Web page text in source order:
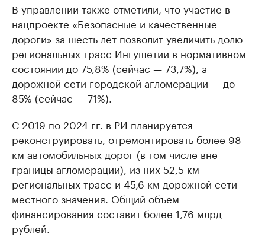
В управлении также отметили, что участие в
нацпроекте «Безопасные и качественные
дороги» за шесть лет позволит увеличить долю
региональных трасс Ингушетии в нормативном
состоянии до 75,8% (сейчас — 73,7%), а
дорожной сети городской агломерации — до
85% (сейчас — 71%).
С 2019 по 2024 гг. в РИ планируется
реконструировать, отремонтировать более 98
км автомобильных дорог (в том числе вне
границы агломерации), из них 52,5 км
региональных трасс и 45,6 км дорожной сети
местного значения. Общий объем
финансирования составит более 1,76 млрд
рублей.